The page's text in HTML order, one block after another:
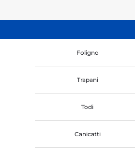
Foligno
Trapani
Todi
Canicatti